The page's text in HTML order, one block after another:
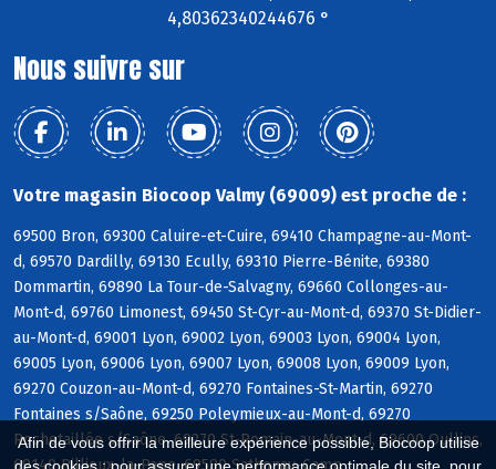
Afin de vous offrir la meilleure expérience possible, Biocoop utilise
4,80362340244676 °
Nous suivre sur
Votre magasin Biocoop Valmy (69009) est proche de :
69500 Bron, 69300 Caluire-et-Cuire, 69410 Champagne-au-Mont-
d, 69570 Dardilly, 69130 Ecully, 69310 Pierre-Bénite, 69380
Dommartin, 69890 La Tour-de-Salvagny, 69660 Collonges-au-
Mont-d, 69760 Limonest, 69450 St-Cyr-au-Mont-d, 69370 St-Didier-
au-Mont-d, 69001 Lyon, 69002 Lyon, 69003 Lyon, 69004 Lyon,
69005 Lyon, 69006 Lyon, 69007 Lyon, 69008 Lyon, 69009 Lyon,
69270 Couzon-au-Mont-d, 69270 Fontaines-St-Martin, 69270
Fontaines s/Saône, 69250 Poleymieux-au-Mont-d, 69270
Rochetaillée s/Saône, 69270 St-Romain-au-Mont-d, 69600 Oullins,
69140 Rillieux-la-Pape, 69580 Sathonay-Camp